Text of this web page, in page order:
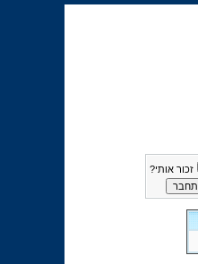
זכור אותי?